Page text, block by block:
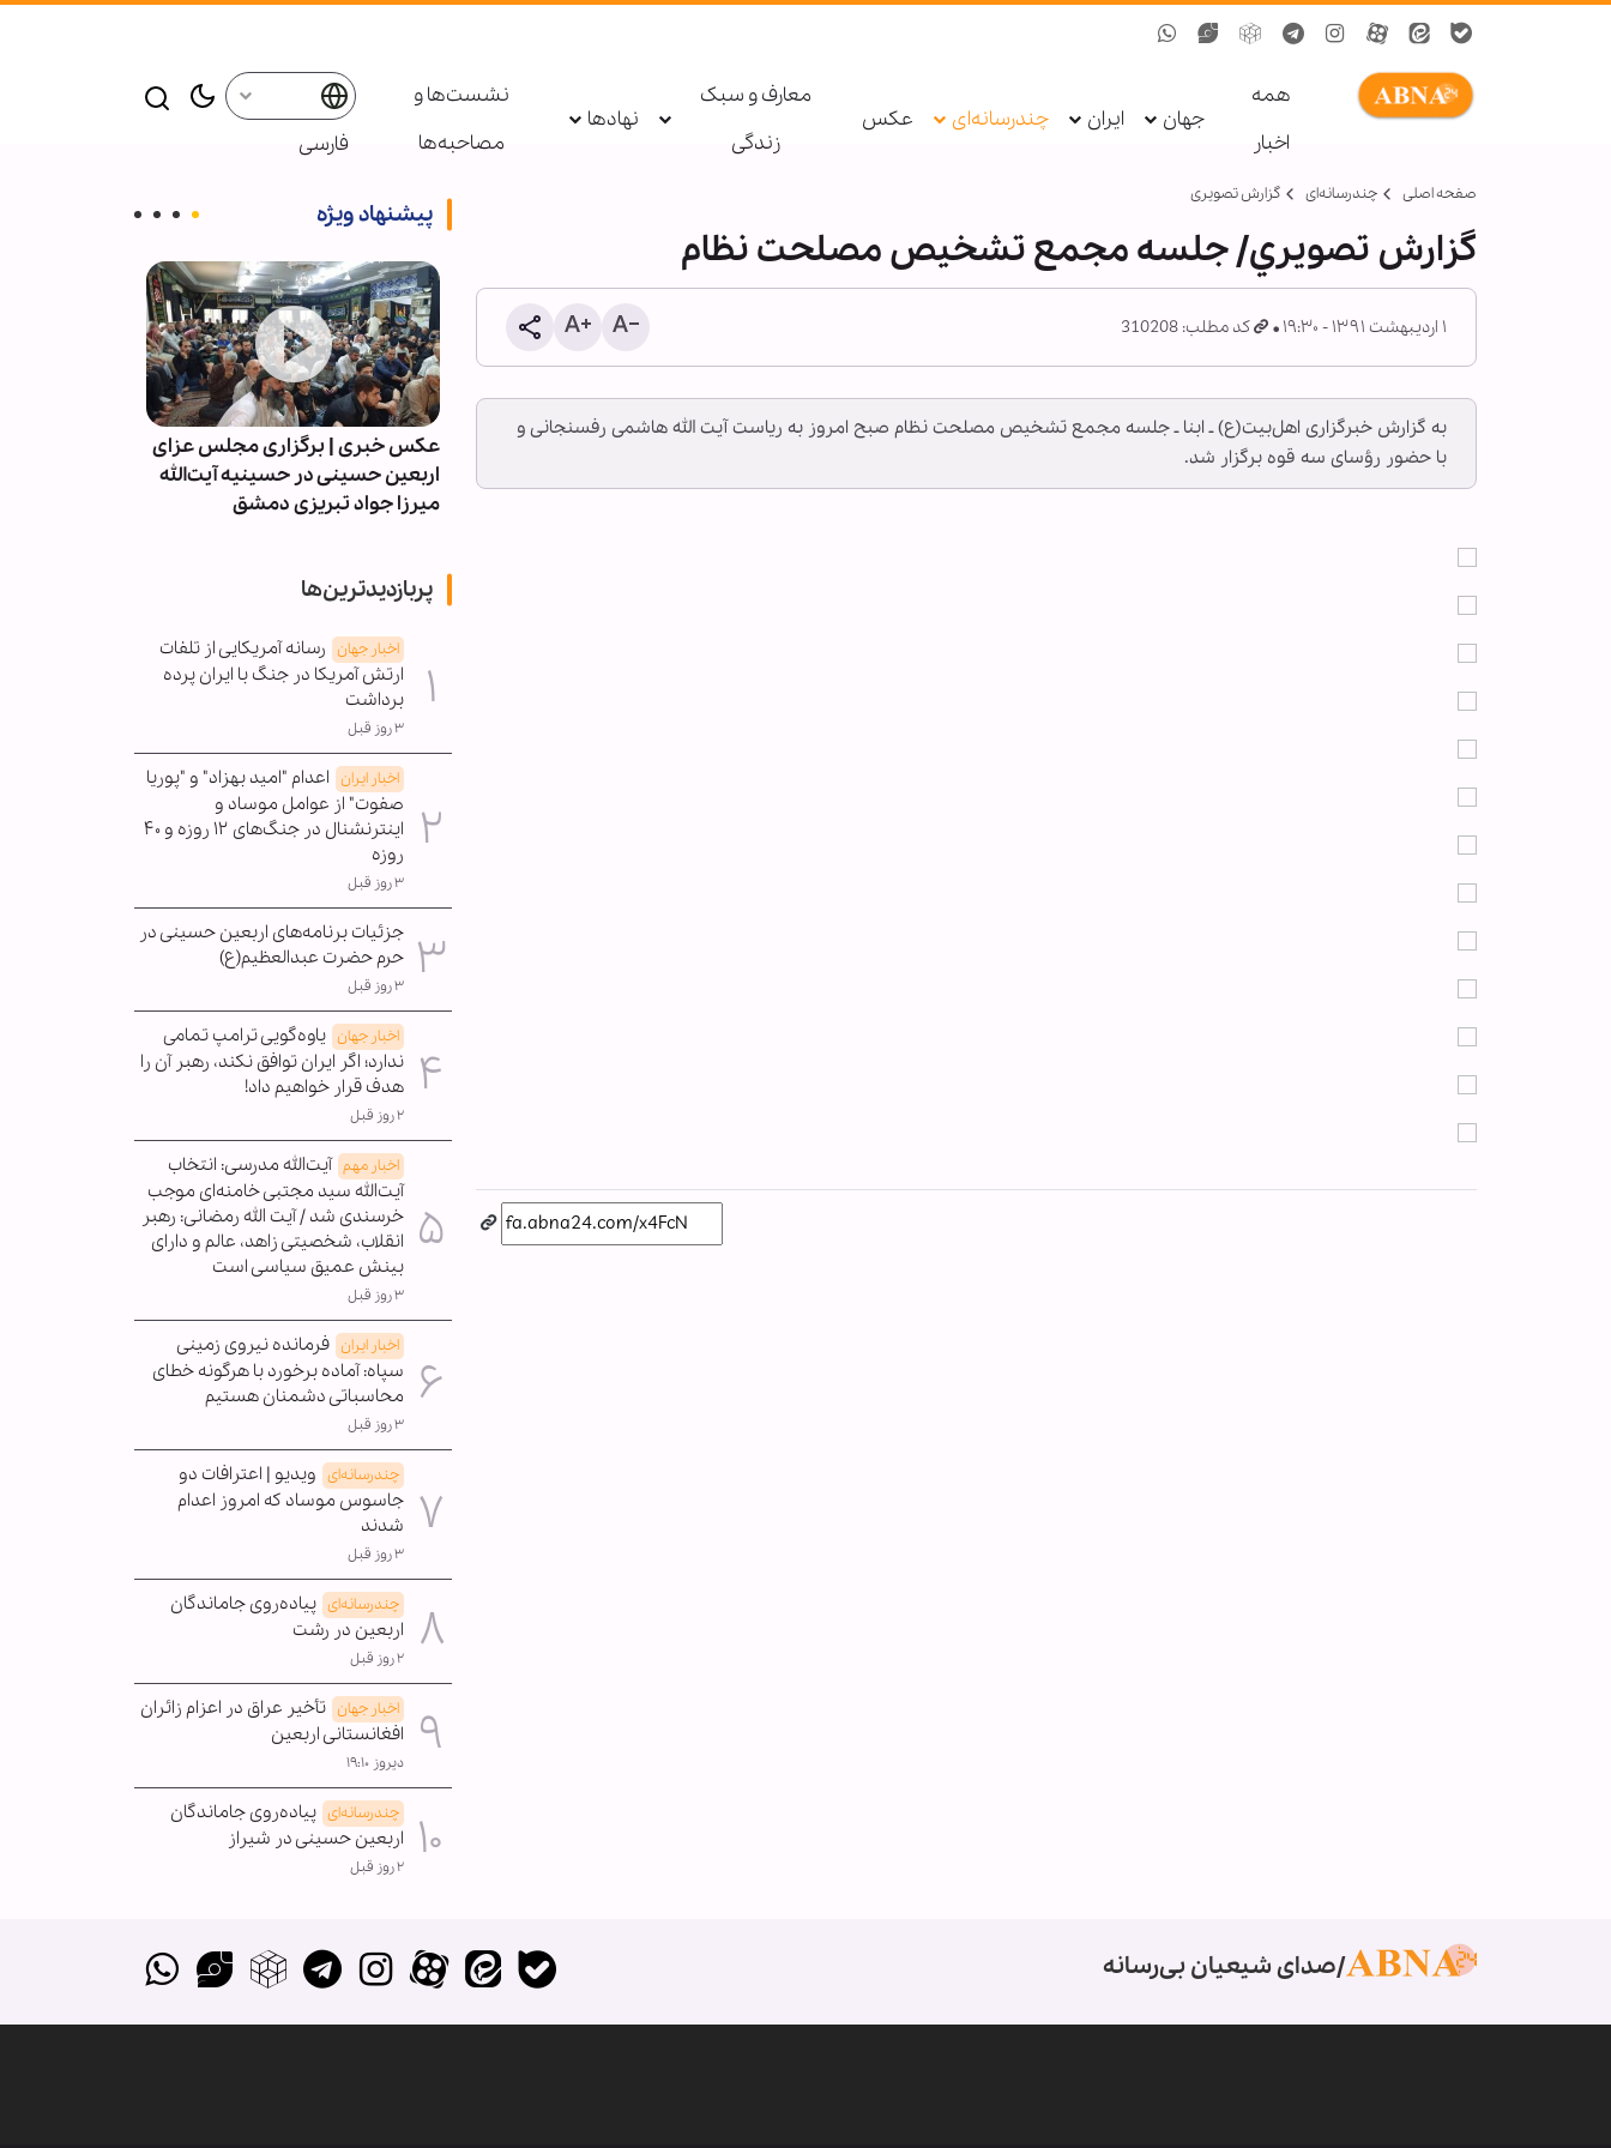
همه
اخبار
جهان ایران چندرسانه‌ای عکس
معارف و سبک
زندگی
نهادها
نشست‌ها و
مصاحبه‌ها
فارسی
صفحه اصلی چندرسانه‌ای گزارش تصويری
گزارش تصويري/ جلسه مجمع تشخيص مصلحت نظام
۱ اردیبهشت ۱۳۹۱ - ۱۹:۳۰ کد مطلب: 310208
به گزارش خبرگزاری اهل‌بیت(ع) ـ ابنا ـ جلسه مجمع تشخیص مصلحت نظام صبح امروز به ریاست آیت الله هاشمی رفسنجانی و
با حضور رؤسای سه قوه برگزار شد.
پیشنهاد ویژه
بازگشت بیش از ۸۰۰ هزار نفر از
آوارگان لبنانی به محل سکونت‌شان
عکس خبری | برگزاری مجلس عزای
اربعین حسینی در حسینیه آیت‌الله
میرزا جواد تبریزی دمشق
پربازدیدترین‌ها
اخبار جهان رسانه آمریکایی از تلفات
ارتش آمریکا در جنگ با ایران پرده
برداشت
۳ روز قبل
اخبار ایران اعدام "امید بهزاد" و "پوریا
صفوت" از عوامل موساد و
اینترنشنال در جنگ‌های ۱۲ روزه و ۴۰
روزه
۳ روز قبل
جزئیات برنامه‌های اربعین حسینی در
حرم حضرت عبدالعظیم(ع)
۳ روز قبل
اخبار جهان یاوه‌گویی ترامپ تمامی
ندارد؛ اگر ایران توافق نکند، رهبر آن را
هدف قرار خواهیم داد!
۲ روز قبل
اخبار مهم آیت‌الله مدرسی: انتخاب
آیت‌الله سید مجتبی خامنه‌ای موجب
خرسندی شد / آیت الله رمضانی: رهبر
انقلاب، شخصیتی زاهد، عالم و دارای
بینش عمیق سیاسی است
۳ روز قبل
اخبار ایران فرمانده نیروی زمینی
سپاه: آماده برخورد با هرگونه خطای
محاسباتی دشمنان هستیم
۳ روز قبل
چندرسانه‌ای ویدیو | اعترافات دو
جاسوس موساد که امروز اعدام
شدند
۳ روز قبل
چندرسانه‌ای پیاده‌روی جاماندگان
اربعین در رشت
۲ روز قبل
اخبار جهان تأخیر عراق در اعزام زائران
افغانستانی اربعین
دیروز ۱۹:۱۰
چندرسانه‌ای پیاده‌روی جاماندگان
اربعین حسینی در شیراز
۲ روز قبل
صدای شیعیان بی‌رسانه